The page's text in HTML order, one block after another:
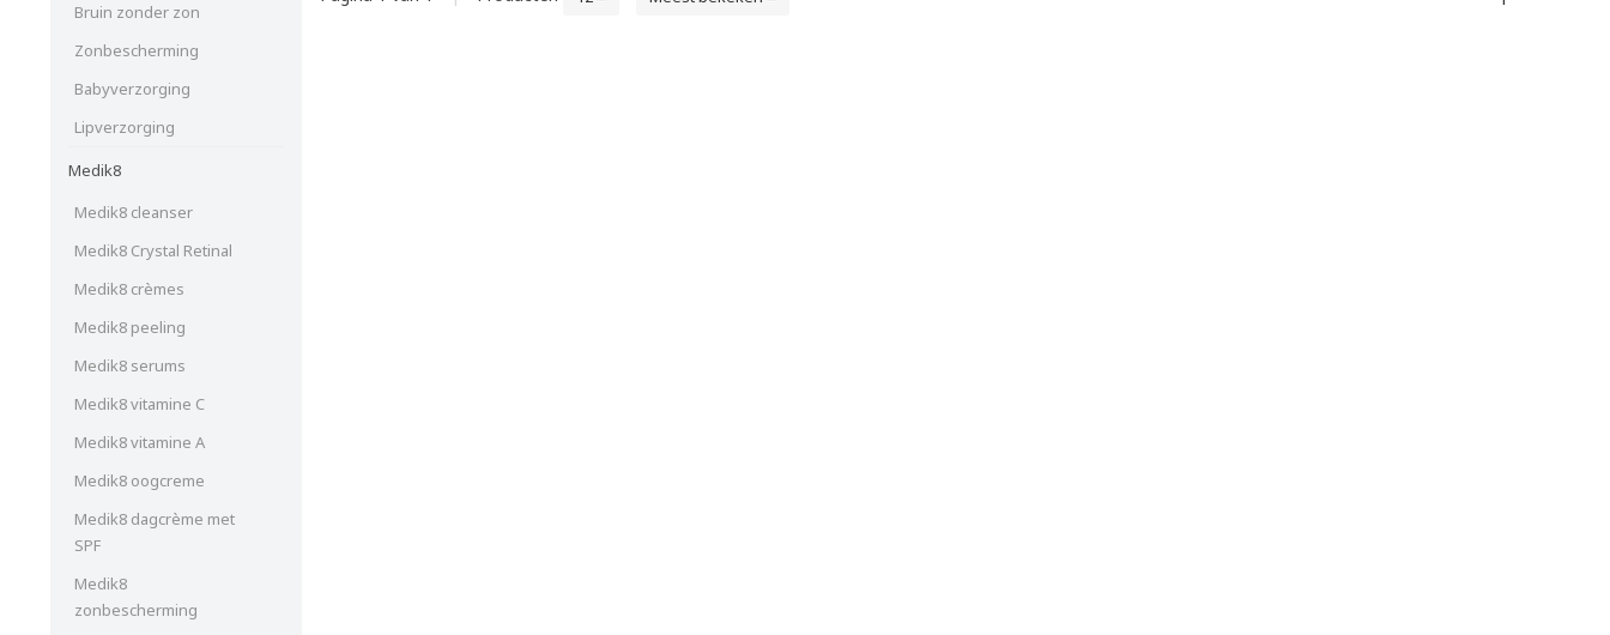
Bruin zonder zon
Zonbescherming
Babyverzorging
Lipverzorging
Medik8
Medik8 cleanser
Medik8 Crystal Retinal
Medik8 crèmes
Medik8 peeling
Medik8 serums
Medik8 vitamine C
Medik8 vitamine A
Medik8 oogcreme
Medik8 dagcrème met
SPF
Medik8
zonbescherming